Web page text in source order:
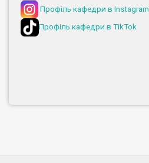
Профіль кафедри в Instagram
Профіль кафедри в TikTok